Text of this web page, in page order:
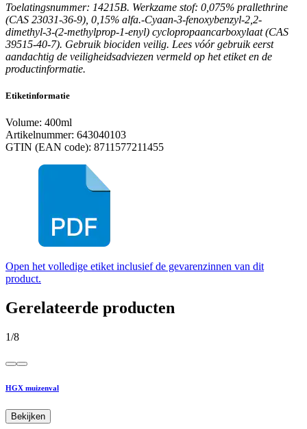
Toelatingsnummer: 14215B. Werkzame stof: 0,075% prallethrine
(CAS 23031-36-9), 0,15% alfa.-Cyaan-3-fenoxybenzyl-2,2-
dimethyl-3-(2-methylprop-1-enyl) cyclopropaancarboxylaat (CAS
39515-40-7). Gebruik biociden veilig. Lees vóór gebruik eerst
aandachtig de veiligheidsadviezen vermeld op het etiket en de
productinformatie.
Etiketinformatie
Volume: 400ml
Artikelnummer: 643040103
GTIN (EAN code): 8711577211455
Open het volledige etiket inclusief de gevarenzinnen van dit
product.
Gerelateerde producten
1/8
HGX muizenval
Bekijken